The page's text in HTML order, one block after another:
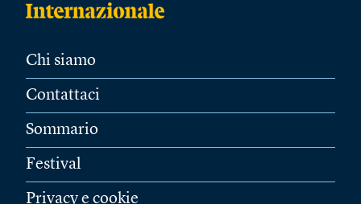
Chi siamo
Contattaci
Sommario
Festival
Privacy e cookie